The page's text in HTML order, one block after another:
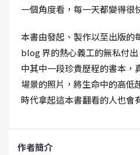
一個角度看，每一天都變得很
本書由發起、製作以至出版的
blog 界的熱心義工的無私付
中其中一段珍貴歷程的書本，
場景的照片，將生命中的高低
時代拿起這本書翻看的人也會
作者簡介